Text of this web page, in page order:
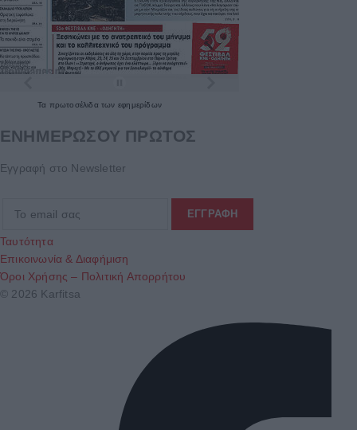
Τα πρωτοσέλιδατων εφημερίδων
ΕΝΗΜΕΡΩΣΟΥ ΠΡΩΤΟΣ
Εγγραφή στο Newsletter
Ταυτότητα
Επικοινωνία & Διαφήμιση
Όροι Χρήσης – Πολιτική Απορρήτου
© 2026 Karfitsa